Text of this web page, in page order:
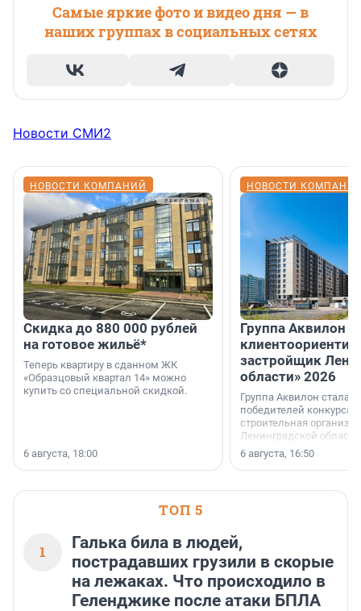
Самые яркие фото и видео дня — в
наших группах в социальных сетях
Новости СМИ2
НОВОСТИ КОМПАНИЙ
Скидка до 880 000 рублей
на готовое жильё*
Теперь квартиру в сданном ЖК
«Образцовый квартал 14» можно
купить со специальной скидкой.
6 августа, 18:00
НОВОСТИ
Группа Аквилон
застройщик
области» 2026
Группа Аквилон стала
победителей конкурса
строительная
Ленинградской области
номинации «Самый
застройщик
6 августа, 16:50
ТОП 5
1
Галька била в людей,
пострадавших грузили в скорые
на лежаках. Что происходило в
Геленджике после атаки БПЛА